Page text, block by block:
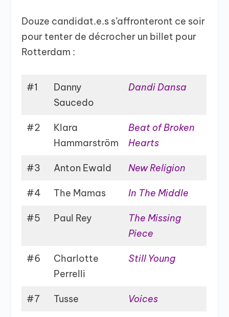
Douze candidat.e.s s’affronteront ce soir
pour tenter de décrocher un billet pour
Rotterdam :
#1
Danny
Saucedo
Dandi Dansa
#2
Klara
Hammarström
Beat of Broken
Hearts
#3 Anton Ewald New Religion
#4 The Mamas In The Middle
#5 Paul Rey
The Missing
Piece
#6
Charlotte
Perrelli
Still Young
#7 Tusse Voices